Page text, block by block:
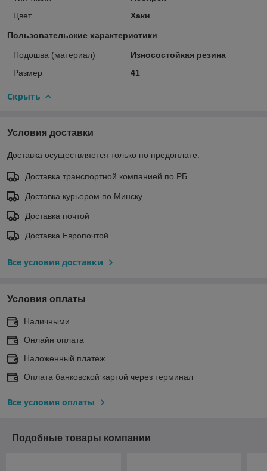
Цвет
Хаки
Пользовательские характеристики
Подошва (материал)
Износостойкая резина
Размер
41
Скрыть
Условия доставки
Доставка осуществляется только по предоплате.
Доставка транспортной компанией по РБ
Доставка курьером по Минску
Доставка почтой
Доставка Европочтой
Все условия доставки
Условия оплаты
Наличными
Онлайн оплата
Наложенный платеж
Оплата банковской картой через терминал
Все условия оплаты
Подобные товары компании